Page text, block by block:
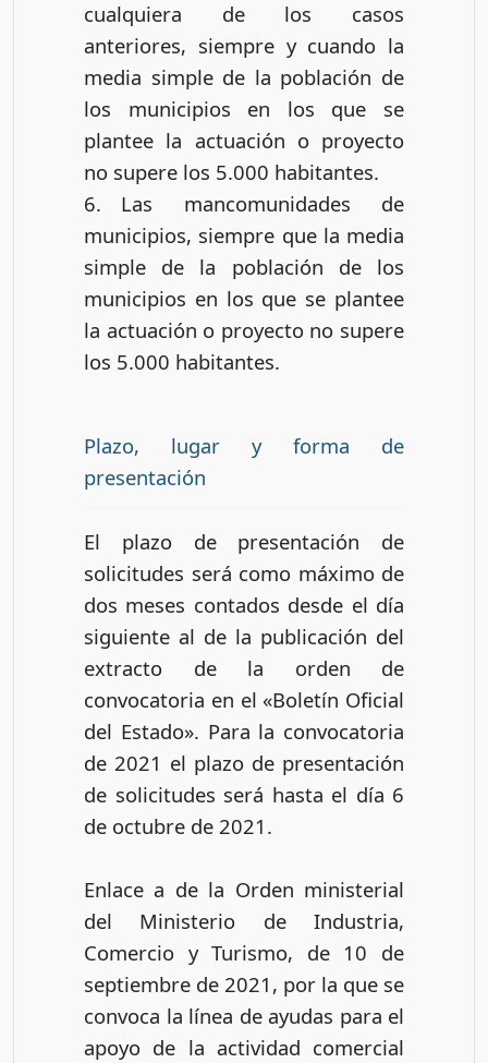
cualquiera de los casos
anteriores, siempre y cuando la
media simple de la población de
los municipios en los que se
plantee la actuación o proyecto
no supere los 5.000 habitantes.
6. Las mancomunidades de
municipios, siempre que la media
simple de la población de los
municipios en los que se plantee
la actuación o proyecto no supere
los 5.000 habitantes.
Plazo, lugar y forma de
presentación
El plazo de presentación de
solicitudes será como máximo de
dos meses contados desde el día
siguiente al de la publicación del
extracto de la orden de
convocatoria en el «Boletín Oficial
del Estado». Para la convocatoria
de 2021 el plazo de presentación
de solicitudes será hasta el día 6
de octubre de 2021.
Enlace a de la Orden ministerial
del Ministerio de Industria,
Comercio y Turismo, de 10 de
septiembre de 2021, por la que se
convoca la línea de ayudas para el
apoyo de la actividad comercial